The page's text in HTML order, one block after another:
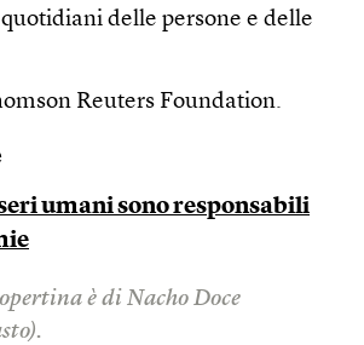
delle persone e delle
Reuters Foundation.
umani sono responsabili
è di Nacho Doce